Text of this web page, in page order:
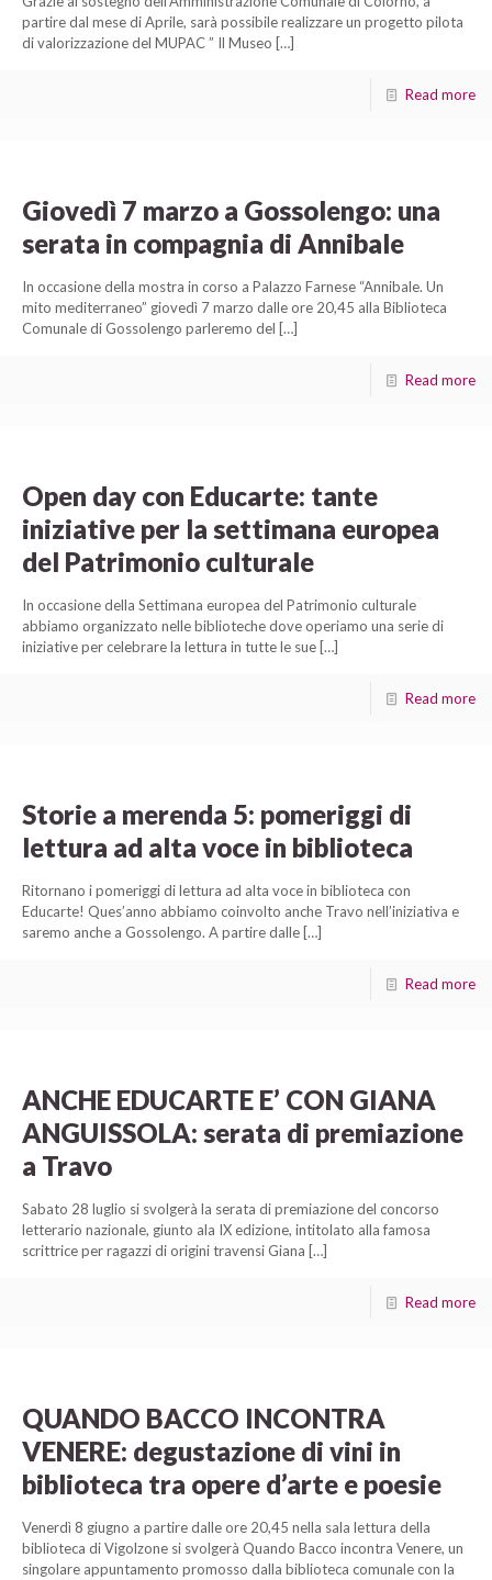
partire dal mese di Aprile, sarà possibile realizzare un progetto pilota
di valorizzazione del MUPAC ” Il Museo […]
Read more
Giovedì 7 marzo a Gossolengo: una
serata in compagnia di Annibale
In occasione della mostra in corso a Palazzo Farnese “Annibale. Un
mito mediterraneo” giovedì 7 marzo dalle ore 20,45 alla Biblioteca
Comunale di Gossolengo parleremo del […]
Read more
Open day con Educarte: tante
iniziative per la settimana europea
del Patrimonio culturale
In occasione della Settimana europea del Patrimonio culturale
abbiamo organizzato nelle biblioteche dove operiamo una serie di
iniziative per celebrare la lettura in tutte le sue […]
Read more
Storie a merenda 5: pomeriggi di
lettura ad alta voce in biblioteca
Ritornano i pomeriggi di lettura ad alta voce in biblioteca con
Educarte! Ques’anno abbiamo coinvolto anche Travo nell’iniziativa e
saremo anche a Gossolengo. A partire dalle […]
Read more
ANCHE EDUCARTE E’ CON GIANA
ANGUISSOLA: serata di premiazione
a Travo
Sabato 28 luglio si svolgerà la serata di premiazione del concorso
letterario nazionale, giunto ala IX edizione, intitolato alla famosa
scrittrice per ragazzi di origini travensi Giana […]
Read more
QUANDO BACCO INCONTRA
VENERE: degustazione di vini in
biblioteca tra opere d’arte e poesie
Venerdì 8 giugno a partire dalle ore 20,45 nella sala lettura della
biblioteca di Vigolzone si svolgerà Quando Bacco incontra Venere, un
singolare appuntamento promosso dalla biblioteca comunale con la